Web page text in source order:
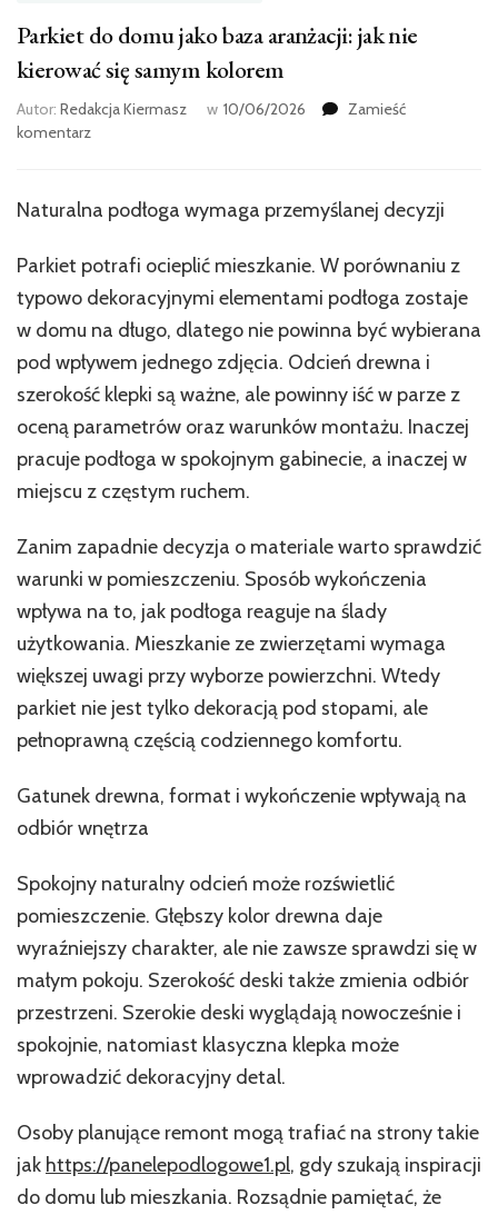
Parkiet do domu jako baza aranżacji: jak nie
kierować się samym kolorem
Autor: Redakcja Kiermasz w 10/06/2026
Zamieść
komentarzwe
domu
baza
aranżacji:
nie
kierować
się
samym
kolorem
Naturalna podłoga wymaga przemyślanej decyzji
Parkiet potrafi ocieplić mieszkanie. W porównaniu z
typowo dekoracyjnymi elementami podłoga zostaje
w domu na długo, dlatego nie powinna być wybierana
pod wpływem jednego zdjęcia. Odcień drewna i
szerokość klepki są ważne, ale powinny iść w parze z
oceną parametrów oraz warunków montażu. Inaczej
pracuje podłoga w spokojnym gabinecie, a inaczej w
miejscu z częstym ruchem.
Zanim zapadnie decyzja o materiale warto sprawdzić
warunki w pomieszczeniu. Sposób wykończenia
wpływa na to, jak podłoga reaguje na ślady
użytkowania. Mieszkanie ze zwierzętami wymaga
większej uwagi przy wyborze powierzchni. Wtedy
parkiet nie jest tylko dekoracją pod stopami, ale
pełnoprawną częścią codziennego komfortu.
Gatunek drewna, format i wykończenie wpływają na
odbiór wnętrza
Spokojny naturalny odcień może rozświetlić
pomieszczenie. Głębszy kolor drewna daje
wyraźniejszy charakter, ale nie zawsze sprawdzi się w
małym pokoju. Szerokość deski także zmienia odbiór
przestrzeni. Szerokie deski wyglądają nowocześnie i
spokojnie, natomiast klasyczna klepka może
wprowadzić dekoracyjny detal.
Osoby planujące remont mogą trafiać na strony takie
jak https://panelepodlogowe1.pl, gdy szukają inspiracji
do domu lub mieszkania. Rozsądnie pamiętać, że